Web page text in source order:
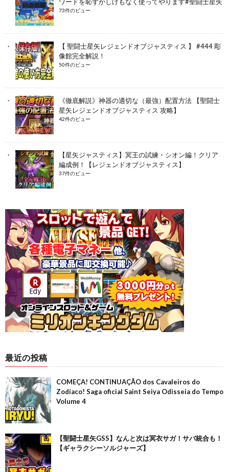
73件のビュー
【 聖闘士星矢レジェンドオブジャスティス 】 #444 彫
像館完全解説！
50件のビュー
《徹底解説》神器の適切な（最強）配置方法 【聖闘士
星矢レジェンドオブジャスティス 攻略】
42件のビュー
【星矢ジャスティス】冥王の試練・シオン編！クリア
編成例！【レジェンドオブジャスティス】
37件のビュー
最近の投稿
COMEÇA! CONTINUAÇÃO dos Cavaleiros do
Zodíaco! Saga oficial Saint Seiya Odisseia do Tempo
Volume 4
【聖闘士星矢GSS】なんと次は冥衣サガ！サバ統合も！
【ギャラクシーソルジャーズ】